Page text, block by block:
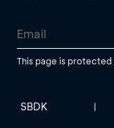
This page is protected
SBDK |